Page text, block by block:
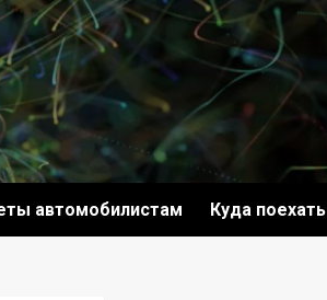
автомобилистам Куда поехать